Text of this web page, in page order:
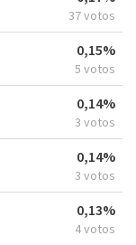
37 votos
0,15%
5 votos
0,14%
3 votos
0,14%
3 votos
0,13%
4 votos